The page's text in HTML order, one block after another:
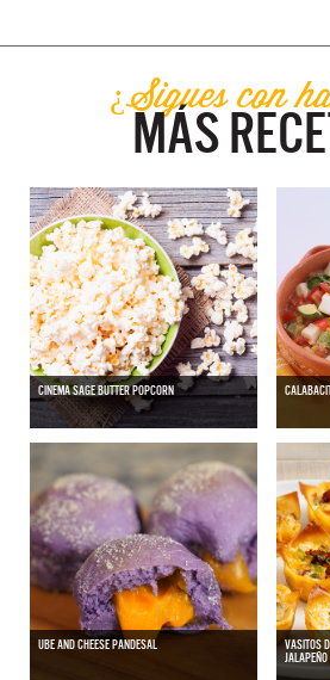
¿Sigues con
MÁS
CINEMA SAGE BUTTER POPCORN
UBE AND CHEESE PANDESAL
VASITOS
JALAPEÑO